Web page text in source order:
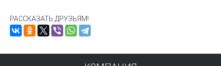
РАССКАЗАТЬ ДРУЗЬЯМ!